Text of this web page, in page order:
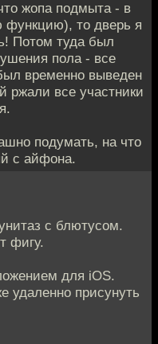
жопа подмыта - в
то дверь я
Потом туда был
пола - все
временно выведен
ржали все участники
подумать, на что
с айфона.
с блютусом.
фигу.
для iOS.
удаленно присунуть